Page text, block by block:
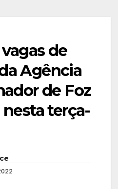
de
Agência
de Foz
terça-